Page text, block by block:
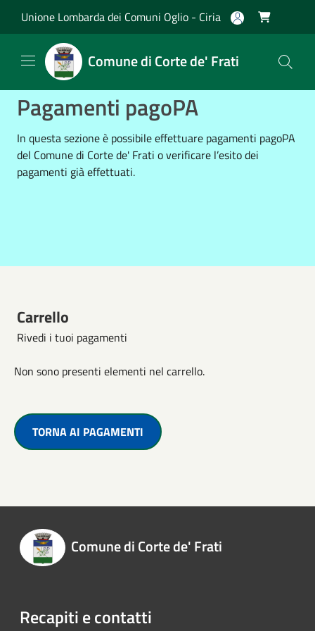
Unione Lombarda dei Comuni Oglio - Ciria 
Comune di Corte de' Frati
Pagamenti pagoPA
In questa sezione è possibile effettuare pagamenti pagoPA
del Comune di Corte de' Frati o verificare l’esito dei
pagamenti già effettuati.
Carrello
Rivedi i tuoi pagamenti
Non sono presenti elementi nel carrello.
TORNA AI PAGAMENTI
Comune di Corte de' Frati
Recapiti e contatti